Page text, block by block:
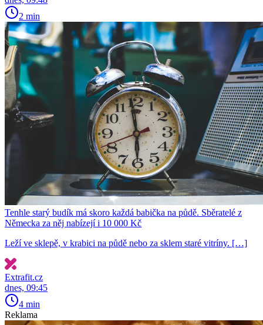
2 min
Tenhle starý budík má skoro každá babička na půdě. Sběratelé z
Německa za něj nabízejí i 10 000 Kč
Leží ve sklepě, v krabici na půdě nebo za sklem staré vitríny. […]
Extrafit.cz
dnes, 09:45
4 min
Reklama